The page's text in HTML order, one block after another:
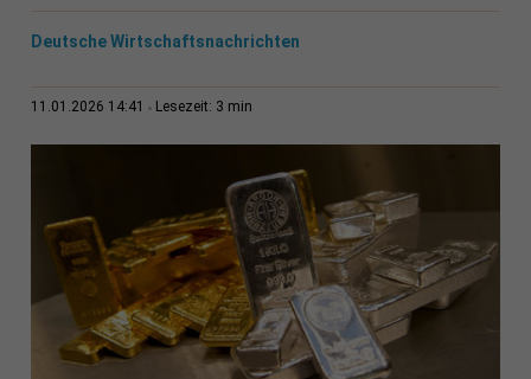
Deutsche Wirtschaftsnachrichten
11.01.2026 14:41 Lesezeit: 3 min